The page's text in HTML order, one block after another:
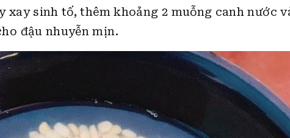
xay sinh tố, thêm khoảng 2 muỗng canh nước
đậu nhuyễn mịn.